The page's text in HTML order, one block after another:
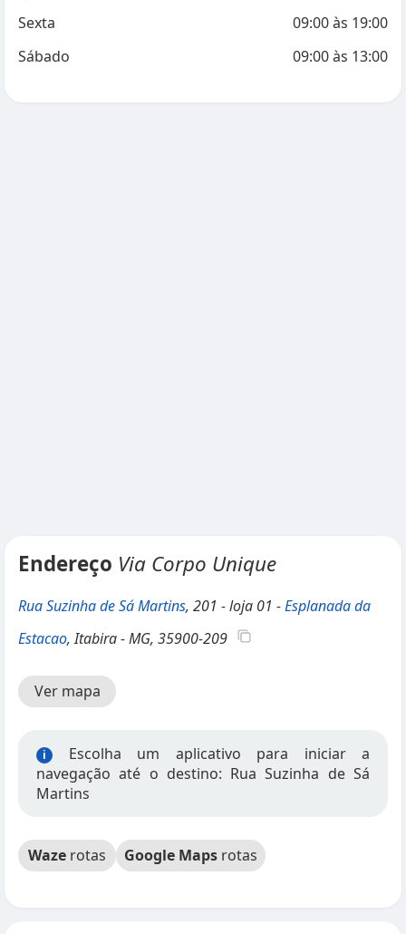
Sexta
09:00às 19:00
Sábado
09:00às 13:00
Endereço Via Corpo Unique
Rua Suzinha de Sá Martins, 201 - loja 01 -Esplanada da
Estacao, Itabira - MG, 35900-209
Ver mapa
i
Escolha um aplicativo para iniciar a
navegação até o destino: Rua Suzinha de Sá
Martins
Waze rotas Google Maps rotas